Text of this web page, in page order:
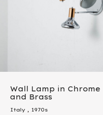
Wall Lamp in Chrome
and Brass
Italy , 1970s